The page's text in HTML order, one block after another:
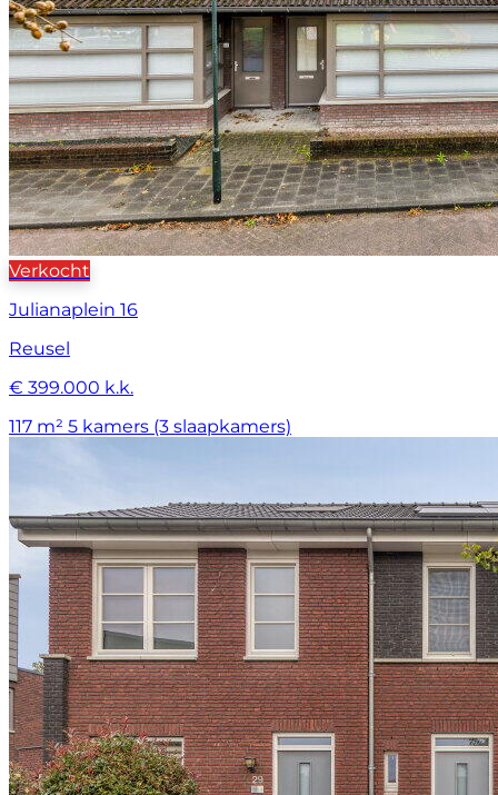
Verkocht
Julianaplein 16
Reusel
€ 399.000 k.k.
117 m² 5 kamers (3 slaapkamers)